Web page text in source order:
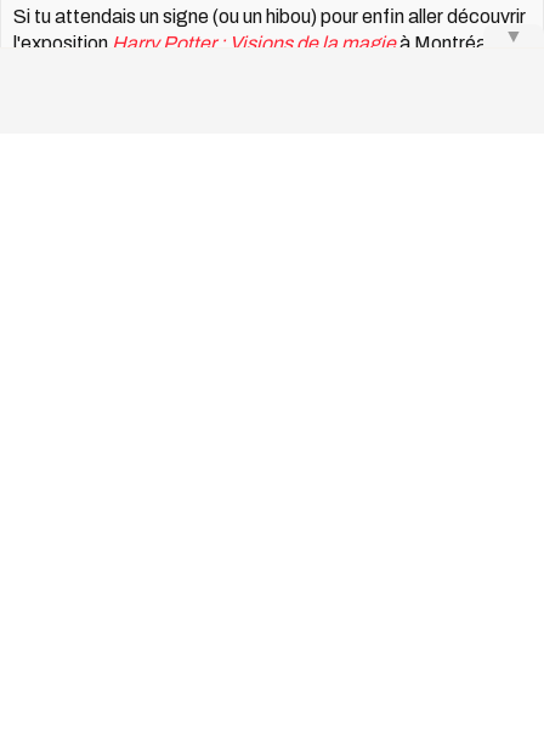
Si tu attendais un signe (ou un hibou) pour enfin aller découvrir
l'exposition Harry Potter : Visions de la magieà Montréal, le▼